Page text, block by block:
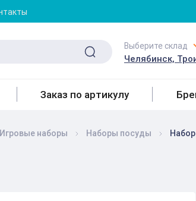
Выберите склад
Челябинск,
Заказ по артикулу
Игровые наборы Наборы посуды